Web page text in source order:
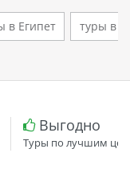
в Египет туры в
Выгодно
Туры по лучшим